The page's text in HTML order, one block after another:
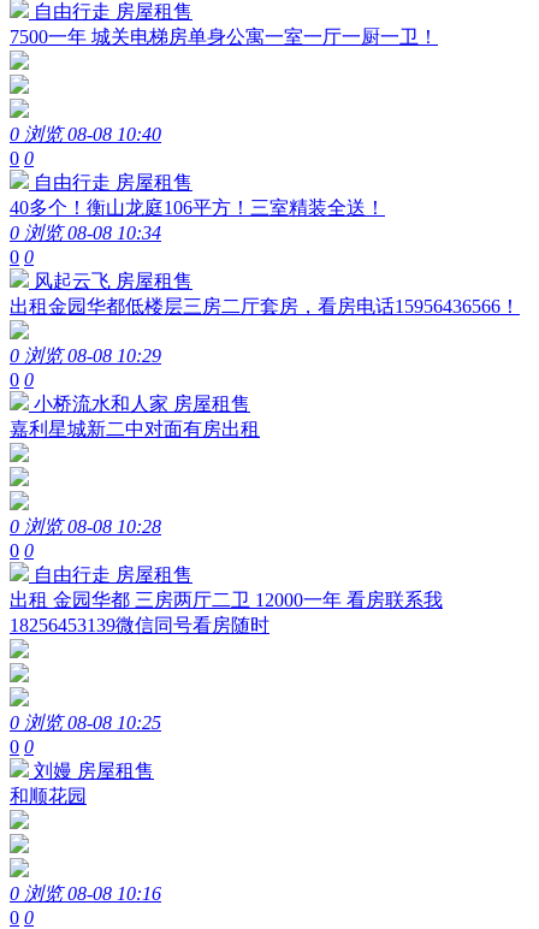
自由行走 房屋租售
7500一年 城关电梯房单身公寓一室一厅一厨一卫！
0 浏览 08-08 10:40
0 0
自由行走 房屋租售
40多个！衡山龙庭106平方！三室精装全送！
0 浏览 08-08 10:34
0 0
风起云飞 房屋租售
出租金园华都低楼层三房二厅套房，看房电话15956436566！
0 浏览 08-08 10:29
0 0
小桥流水和人家 房屋租售
嘉利星城新二中对面有房出租
0 浏览 08-08 10:28
0 0
自由行走 房屋租售
出租 金园华都 三房两厅二卫 12000一年 看房联系我
18256453139微信同号看房随时
0 浏览 08-08 10:25
0 0
刘嫚 房屋租售
和顺花园
0 浏览 08-08 10:16
0 0